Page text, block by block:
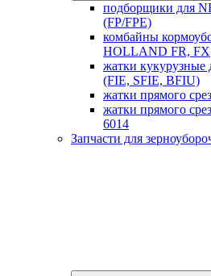
подборщики для
(FP/FPE)
комбайны
HOLLAND FR, FX
жатки
(FIE, SFIE, BFIU)
жатки прямого
жатки прямого
6014
Запчасти для